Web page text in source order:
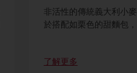
非活性的傳統義大利小
於搭配如栗色的甜麵包
了解更多